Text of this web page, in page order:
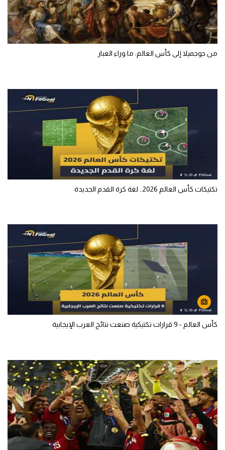
من جوجميلا إلى كأس العالم: ما وراء الغبار
تكتيكات كأس العالم 2026.. لغة كرة القدم الجديدة
كأس العالم - 9 قرارات تكتيكية صنعت نتائج العرب الإيجابية